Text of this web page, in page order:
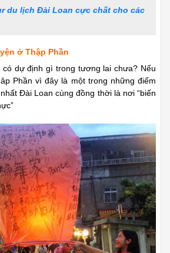
du lịch Đài Loan cực chất cho các
ở Thập Phần
dự định gì trong tương lai chưa? Nếu
Phần vì đây là một trong những điểm
Đài Loan cùng đồng thời là nơi “biến